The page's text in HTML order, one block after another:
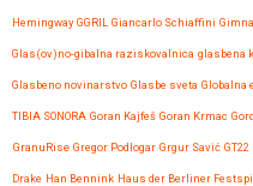
Hemingway GGRIL Giancarlo Schiaffini
Glas(ov)no-gibalna raziskovalnica glasbena
Glasbeno novinarstvo Glasbe sveta Globalna
TIBIA SONORA Goran Kajfeš Goran Krmac
GranuRise Gregor Podlogar Grgur Savić GT22
Drake Han Bennink Haus der Berliner